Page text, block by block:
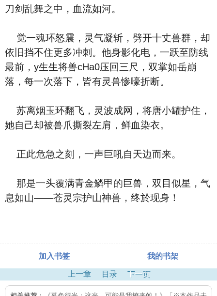
刀剑乱舞之中，血流如河。
觉一魂环怒震，灵气凝斩，劈开十丈兽群，却
依旧挡不住更多冲刺。他身影化电，一跃至防线
最前，y生生将兽cHa0压回三尺，双掌如岳崩
落，每一次落下，皆有灵兽惨嚎折断。
苏离烟玉环翻飞，灵波成网，将唐小罐护住，
她自己却被兽爪撕裂左肩，鲜血染衣。
正此危急之刻，一声巨吼自天边而来。
那是一头覆满青金鳞甲的巨兽，双目似星，气
息如山——苍灵宗护山神兽，终於现身！
加入书签 我的书架
上一章 目录 下一页